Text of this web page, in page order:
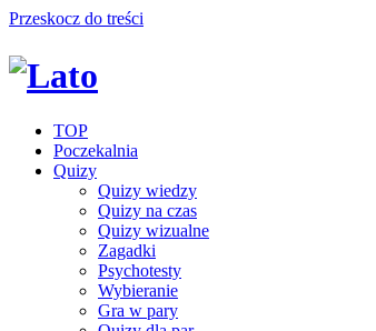
Przeskocz do treści
TOP
Poczekalnia
Quizy
Quizy wiedzy
Quizy na czas
Quizy wizualne
Zagadki
Psychotesty
Wybieranie
Gra w pary